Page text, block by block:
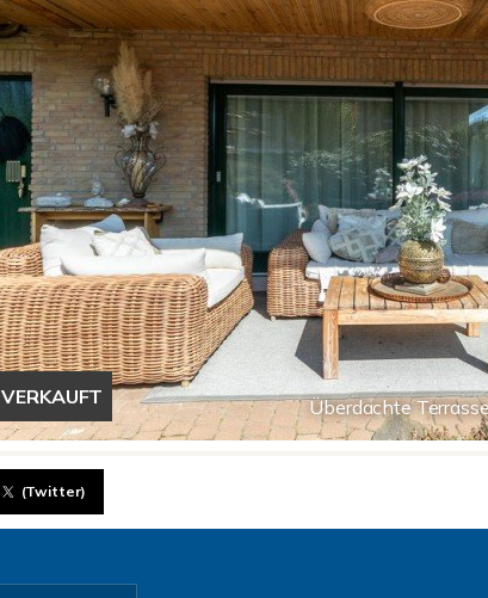
Überdachte
VERKAUFT
(Twitter)